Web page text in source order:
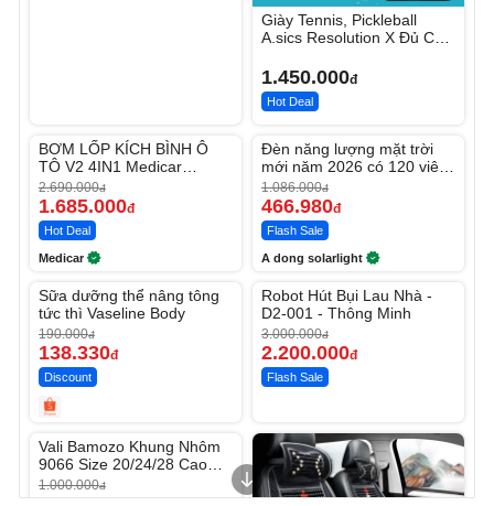
Giày Tennis, Pickleball
A.sics Resolution X Đủ Các
1.450.000đ
Hot Deal
-37%
BƠM LỐP KÍCH BÌNH Ô
TÔ V2 4IN1 Medicar
12.000mAh
2.690.000đ
1.685.000đ
Hot Deal
Medicar
-56%
Đèn năng lượng mặt trời
mới năm 2026 có 120 viên
LED lớn
1.086.000đ
466.980đ
Flash Sale
A dong solarlight
-27%
Sữa dưỡng thể nâng tông
tức thì Vaseline Body
190.000đ
138.330đ
Discount
-26%
Robot Hút Bụi Lau Nhà -
D2-001 - Thông Minh
3.000.000đ
2.200.000đ
Flash Sale
Vali Bamozo Khung Nhôm
9066 Size 20/24/28 Cao
Cấp
1.000.000đ